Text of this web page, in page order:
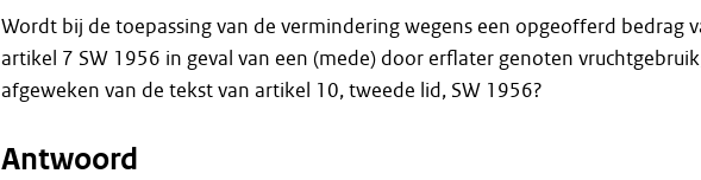
Wordt bij de toepassing van de vermindering wegens een opgeofferd bedrag
artikel 7 SW 1956 in geval van een (mede) door erflater genoten
afgeweken van de tekst van artikel 10, tweede lid, SW 1956?
Antwoord